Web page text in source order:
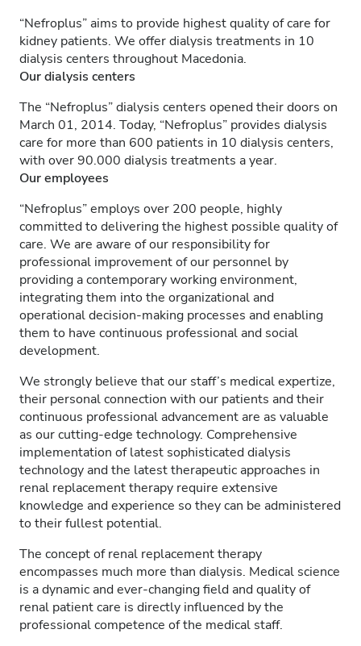
“Nefroplus” aims to provide highest quality of care for
kidney patients. We offer dialysis treatments in 10
dialysis centers throughout Macedonia.
Our dialysis centers
The “Nefroplus” dialysis centers opened their doors on
March 01, 2014. Today, “Nefroplus” provides dialysis
care for more than 600 patients in 10 dialysis centers,
with over 90.000 dialysis treatments a year.
Our employees
“Nefroplus” employs over 200 people, highly
committed to delivering the highest possible quality of
care. We are aware of our responsibility for
professional improvement of our personnel by
providing a contemporary working environment,
integrating them into the organizational and
operational decision-making processes and enabling
them to have continuous professional and social
development.
We strongly believe that our staff’s medical expertize,
their personal connection with our patients and their
continuous professional advancement are as valuable
as our cutting-edge technology. Comprehensive
implementation of latest sophisticated dialysis
technology and the latest therapeutic approaches in
renal replacement therapy require extensive
knowledge and experience so they can be administered
to their fullest potential.
The concept of renal replacement therapy
encompasses much more than dialysis. Medical science
is a dynamic and ever-changing field and quality of
renal patient care is directly influenced by the
professional competence of the medical staff.